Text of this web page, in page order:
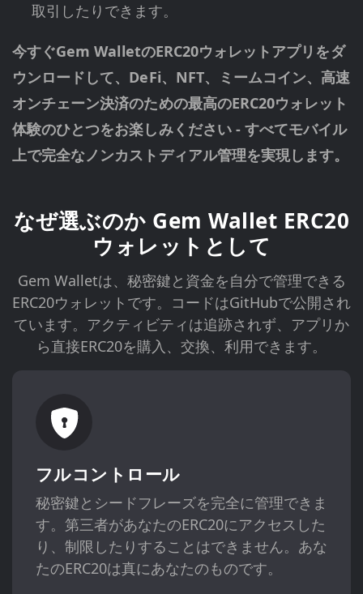
取引したりできます。
今すぐGem WalletのERC20ウォレットアプリをダ
ウンロードして、DeFi、NFT、ミームコイン、高速
オンチェーン決済のための最高のERC20ウォレット
体験のひとつをお楽しみください - すべてモバイル
上で完全なノンカストディアル管理を実現します。
なぜ選ぶのか Gem Wallet ERC20
ウォレットとして
Gem Walletは、秘密鍵と資金を自分で管理できる
ERC20ウォレットです。コードはGitHubで公開され
ています。アクティビティは追跡されず、アプリか
ら直接ERC20を購入、交換、利用できます。
フルコントロール
秘密鍵とシードフレーズを完全に管理できま
す。第三者があなたのERC20にアクセスした
り、制限したりすることはできません。あな
たのERC20は真にあなたのものです。